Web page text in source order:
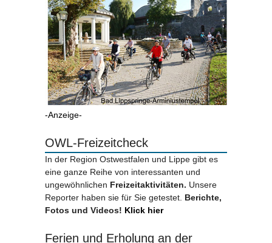
-Anzeige-
OWL-Freizeitcheck
In der Region Ostwestfalen und Lippe gibt es
eine ganze Reihe von interessanten und
ungewöhnlichen Freizeitaktivitäten. Unsere
Reporter haben sie für Sie getestet. Berichte,
Fotos und Videos! Klick hier
Ferien und Erholung an der